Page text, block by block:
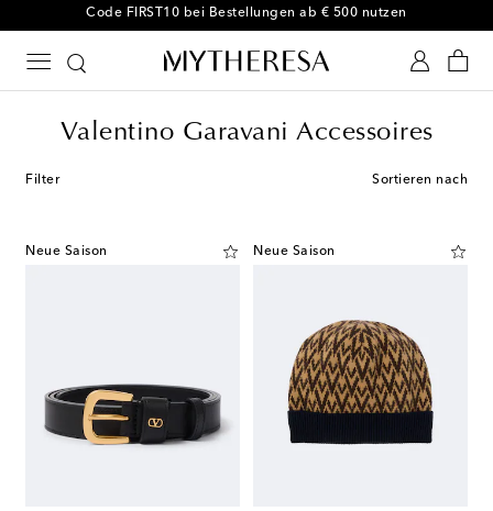
Code FIRST10 bei Bestellungen ab € 500 nutzen
Valentino Garavani Accessoires
Filter Sortieren nach
Neue Saison Neue Saison